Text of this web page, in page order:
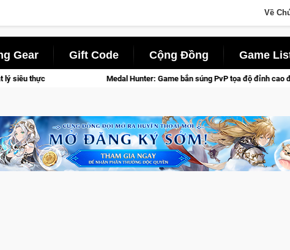
Về
Gear Gift Code Cộng Đồng Game
Hunter: Game bắn súng PvP tọa độ đỉnh cao đưa bạn vào các chiến dịch lịch